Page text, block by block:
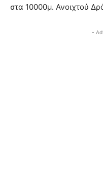
στα 10000μ. Ανοιχτού
-